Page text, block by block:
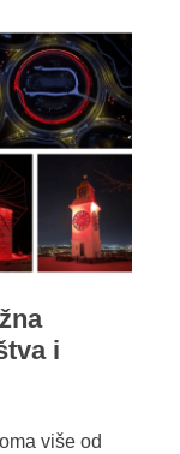
i
više od